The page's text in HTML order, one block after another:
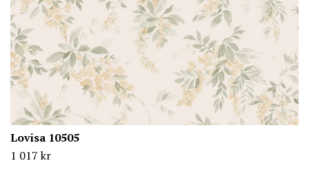
Lovisa 10505
1 017 kr